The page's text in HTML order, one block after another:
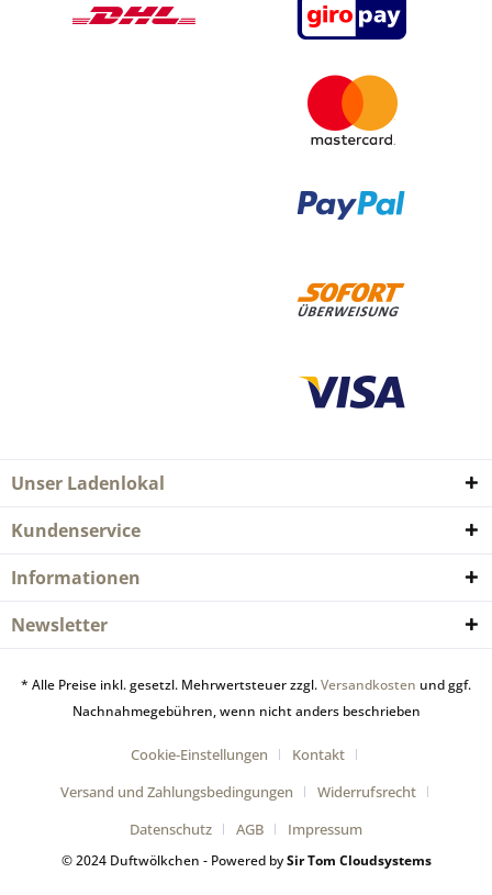
Unser Ladenlokal
Kundenservice
Informationen
Newsletter
* Alle Preise inkl. gesetzl. Mehrwertsteuer zzgl.Versandkosten und ggf.
Nachnahmegebühren, wenn nicht anders beschrieben
Cookie-Einstellungen
Kontakt
Versand und Zahlungsbedingungen
Widerrufsrecht
Datenschutz
AGB Impressum
© 2024 Duftwölkchen - Powered bySir Tom Cloudsystems